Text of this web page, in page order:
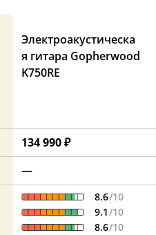
Электроакустическа
я гитара Gopherwood
K750RE
134 990 ₽
—
8.6/10
9.1/10
8.6/10